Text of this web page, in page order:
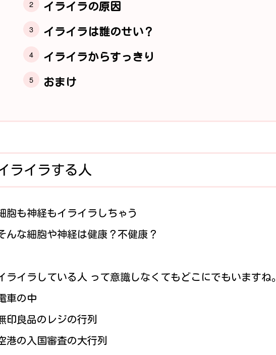
イライラの原因
イライラは誰のせい？
イライラからすっきり
おまけ
ライラする人
胞も神経もイライラしちゃう
んな細胞や神経は健康？不健康？
ライラしている人 って意識しなくてもどこにでもいますね。
車の中
印良品のレジの行列
港の入国審査の大行列